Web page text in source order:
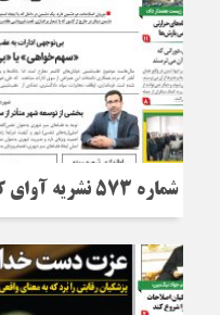
شماره 573 نشریه آوای کاشمر